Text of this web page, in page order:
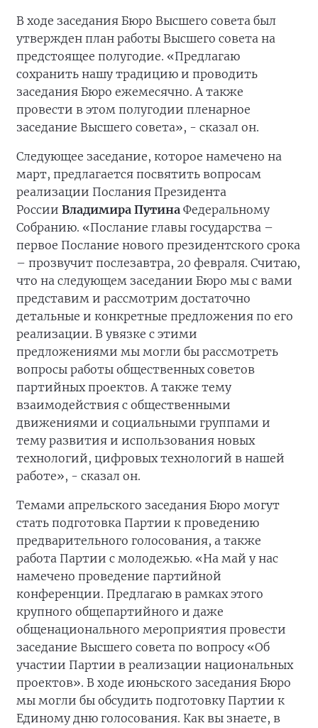
В ходе заседания Бюро Высшего совета был
утвержден план работы Высшего совета на
предстоящее полугодие. «Предлагаю
сохранить нашу традицию и проводить
заседания Бюро ежемесячно. А также
провести в этом полугодии пленарное
заседание Высшего совета», - сказал он.
Следующее заседание, которое намечено на
март, предлагается посвятить вопросам
реализации Послания Президента
России Владимира Путина Федеральному
Собранию. «Послание главы государства –
первое Послание нового президентского срока
– прозвучит послезавтра, 20 февраля. Считаю,
что на следующем заседании Бюро мы с вами
представим и рассмотрим достаточно
детальные и конкретные предложения по его
реализации. В увязке с этими
предложениями мы могли бы рассмотреть
вопросы работы общественных советов
партийных проектов. А также тему
взаимодействия с общественными
движениями и социальными группами и
тему развития и использования новых
технологий, цифровых технологий в нашей
работе», - сказал он.
Темами апрельского заседания Бюро могут
стать подготовка Партии к проведению
предварительного голосования, а также
работа Партии с молодежью. «На май у нас
намечено проведение партийной
конференции. Предлагаю в рамках этого
крупного общепартийного и даже
общенационального мероприятия провести
заседание Высшего совета по вопросу «Об
участии Партии в реализации национальных
проектов». В ходе июньского заседания Бюро
мы могли бы обсудить подготовку Партии к
Единому дню голосования. Как вы знаете, в